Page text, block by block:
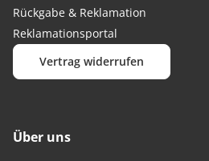
Rückgabe & Reklamation
Reklamationsportal
Vertrag widerrufen
Über uns